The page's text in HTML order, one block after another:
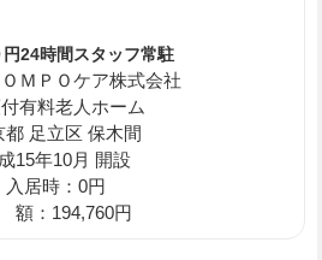
円24時間スタッフ常駐
ＭＰＯケア株式会社
有料老人ホーム
都 足立区 保木間
15年10月 開設
入居時：0円
額：194,760円